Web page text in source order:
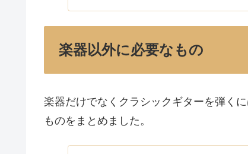
楽器以外に必要なもの
楽器だけでなくクラシックギターを弾く
ものをまとめました。